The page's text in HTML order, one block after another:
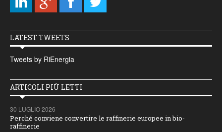
LATEST TWEETS
Tweets by RiEnergia
ARTICOLI PIÙ LETTI
30 LUGLIO 2026
Perché conviene convertire le raffinerie europee in bio-
raffinerie